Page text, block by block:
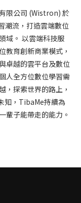
限公司 (Wistron) 於
潮流，打造雲端數位
域。 以雲端科技服
教育創新商業模式，
卓越的雲平台及數位
人全方位數位學習需
探索世界的路上，
知，TibaMe持續為
輩子能帶走的能力。